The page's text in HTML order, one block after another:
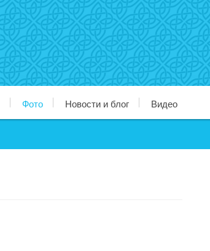
Фото Новости и блог Видео